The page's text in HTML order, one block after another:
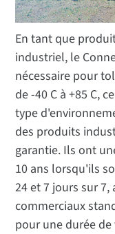
En tant que
industriel, le
nécessaire pour
de -40 C à +85 C,
type
des produits
garantie. Ils ont
10 ans lorsqu'ils
24 et 7 jours sur
commerciaux
pour une durée